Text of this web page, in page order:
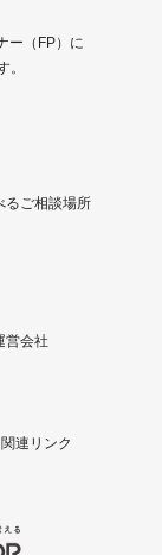
ー（FP）に
。
るご相談場所
営会社
関連リンク